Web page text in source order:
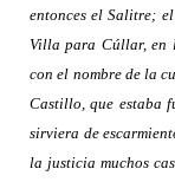
entonces el Salitre;
Villa para Cúllar, en
con el nombre de la
Castillo, que estaba
sirviera de
la justicia muchos